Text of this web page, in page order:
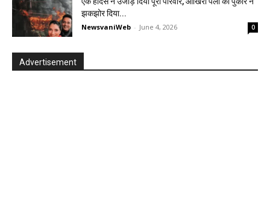
झकझोर दिया...
NewsvaniWeb - June 4, 2026 0
Advertisement